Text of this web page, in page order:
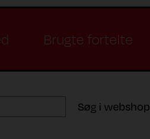
Brugte fortelte
Søg i webshop